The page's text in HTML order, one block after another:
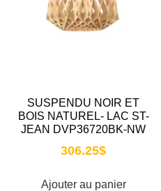
SUSPENDU NOIR ET
BOIS NATUREL- LAC ST-
JEAN DVP36720BK-NW
306.25$
Ajouter au panier